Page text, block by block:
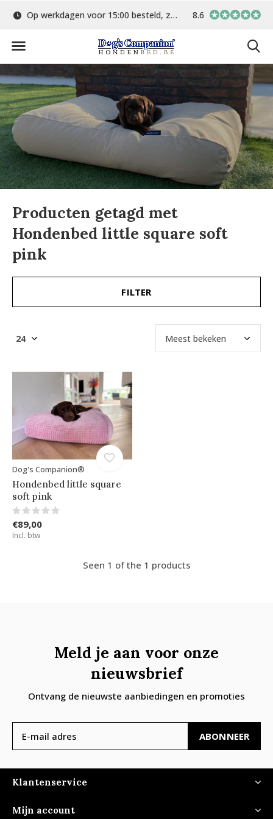
Op werkdagen voor 15:00 besteld, zelfde dag verstuurd Gratis verzending
8.6
Producten getagd met
Hondenbed little square soft
pink
FILTER
Dog's Companion®
Hondenbed little square
soft pink
€89,00
Incl. btw
Seen 1 of the 1 products
Meld je aan voor onze
nieuwsbrief
Ontvang de nieuwste aanbiedingen en promoties
ABONNEER
Klantenservice
Mijn account